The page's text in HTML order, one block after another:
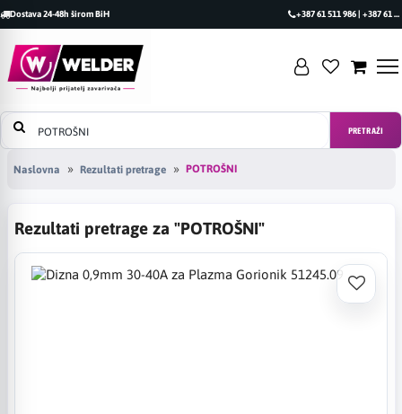
Dostava 24-48h širom BiH +387 61 511 986 | +387 61 493 470
PRETRAŽI
Naslovna Rezultati pretrage POTROŠNI
Rezultati pretrage za "POTROŠNI"